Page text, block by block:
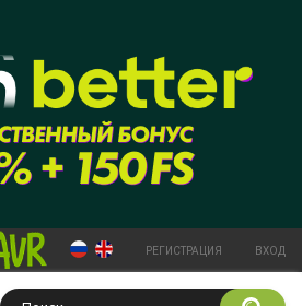
РЕГИСТРАЦИЯ ВХОД